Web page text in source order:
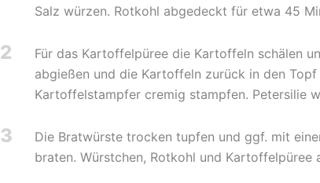
Salz würzen. Rotkohl abgedeckt für etwa 45
2
Für das Kartoffelpüree die Kartoffeln schälen
abgießen und die Kartoffeln zurück in den
Kartoffelstampfer cremig stampfen. Petersilie
3
Die Bratwürste trocken tupfen und ggf. mit
braten. Würstchen, Rotkohl und Kartoffelpüree